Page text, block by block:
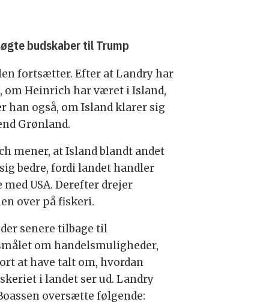
budskaber til Trump
fortsætter. Efter at Landry har
om Heinrich har været i Island,
han også, om Island klarer sig
Grønland.
mener, at Island blandt andet
bedre, fordi landet handler
med USA. Derefter drejer
over på fiskeri.
senere tilbage til
om handelsmuligheder,
at have talt om, hvordan
i landet ser ud. Landry
oversætte følgende: